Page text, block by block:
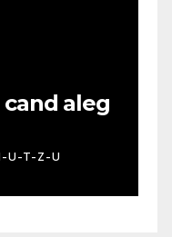
aleg
U-T-Z-U